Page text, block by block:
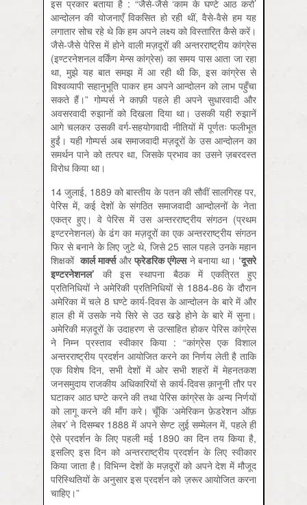
इस प्रकार बताया है : “जैसे-जैसे ‘काम के घण्टे आठ करो’
आन्दोलन की योजनाएँ विकसित हो रही थीं, वैसे-वैसे हम यह
लगातार सोच रहे थे कि हम अपने लक्ष्य को विस्तारित कैसे करें।
जैसे-जैसे पेरिस में होने वाली मज़दूरों की अन्तरराष्ट्रीय कांग्रेस
(इण्टरनेशनल वर्किंग मेन्स कांग्रेस) का समय पास आता जा रहा
था, मुझे यह बात समझ में आ रही थी कि, इस कांग्रेस से
विश्वव्यापी सहानुभूति पाकर हम अपने आन्दोलन को लाभ पहुँचा
सकते हैं।” गोम्पर्स ने काफ़ी पहले ही अपने सुधारवादी और
अवसरवादी रुझानों को दिखला दिया था। उसकी यही रुझानें
आगे चलकर उसकी वर्ग-सहयोगवादी नीतियों में पूर्णतः फलीभूत
हुईं। यही गोम्पर्स अब समाजवादी मज़दूरों के उस आन्दोलन का
समर्थन पाने को तत्पर था, जिसके प्रभाव का उसने ज़बरदस्त
विरोध किया था।
14 जुलाई, 1889 को बास्तीय के पतन की सौवीं सालगिरह पर,
पेरिस में, कई देशों के संगठित समाजवादी आन्दोलनों के नेता
एकत्र हुए। वे पेरिस में उस अन्तरराष्ट्रीय संगठन (प्रथम
इण्टरनेशनल) के ढंग का मज़दूरों का एक अन्तरराष्ट्रीय संगठन
फिर से बनाने के लिए जुटे थे, जिसे 25 साल पहले उनके महान
शिक्षकोंकार्ल मार्क्स औरफ्रेडरिक एंगेल्सने बनाया था। ‘दूसरे
इण्टरनेशनल’ की इस स्थापना बैठक में एकत्रित हुए
प्रतिनिधियों ने अमेरिकी प्रतिनिधियों से 1884-86 के दौरान
अमेरिका में चले 8 घण्टे कार्य-दिवस के आन्दोलन के बारे में और
हाल ही में उसके नये सिरे से उठ खडे़ होने के बारे में सुना।
अमेरिकी मज़दूरों के उदाहरण से उत्साहित होकर पेरिस कांग्रेस
ने निम्न प्रस्ताव स्वीकार किया : “कांग्रेस एक विशाल
अन्तरराष्ट्रीय प्रदर्शन आयोजित करने का निर्णय लेती है ताकि
एक विशेष दिन, सभी देशों में ओर सभी शहरों में मेहनतकश
जनसमुदाय राजकीय अधिकारियों से कार्य-दिवस क़ानूनी तौर पर
घटाकर आठ घण्टे करने की तथा पेरिस कांग्रेस के अन्य निर्णयों
को लागू करने की माँग करे। चूँकि ‘अमेरिकन फ़ेडरेशन ऑफ़
लेबर’ ने दिसम्बर 1888 में अपने सेण्ट लुई सम्मेलन में, पहले ही
ऐसे प्रदर्शन के लिए पहली मई 1890 का दिन तय किया है,
इसलिए इस दिन को अन्तरराष्ट्रीय प्रदर्शन के लिए स्वीकार
किया जाता है। विभिन्न देशों के मज़दूरों को अपने देश में मौजूद
परिस्थितियों के अनुसार इस प्रदर्शन को ज़रूर आयोजित करना
चाहिए।”